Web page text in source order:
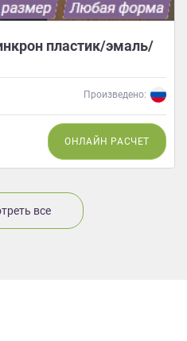
пластик/эмаль/
Произведено:
ОНЛАЙН РАСЧЕТ
все